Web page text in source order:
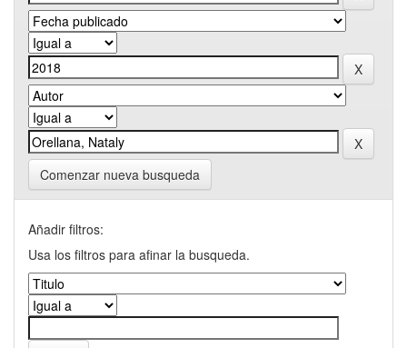
Comenzar nueva busqueda
Añadir filtros:
Usa los filtros para afinar la busqueda.